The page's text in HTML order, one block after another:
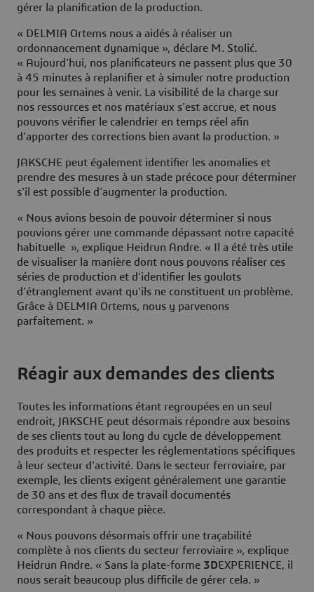
gérer la planification de la production.
« DELMIA Ortems nous a aidés à réaliser un
ordonnancement dynamique », déclare M. Stolić.
« Aujourd'hui, nos planificateurs ne passent plus que 30
à 45 minutes à replanifier et à simuler notre production
pour les semaines à venir. La visibilité de la charge sur
nos ressources et nos matériaux s'est accrue, et nous
pouvons vérifier le calendrier en temps réel afin
d'apporter des corrections bien avant la production. »
JAKSCHE peut également identifier les anomalies et
prendre des mesures à un stade précoce pour déterminer
s'il est possible d'augmenter la production.
« Nous avions besoin de pouvoir déterminer si nous
pouvions gérer une commande dépassant notre capacité
habituelle », explique Heidrun Andre. « Il a été très utile
de visualiser la manière dont nous pouvons réaliser ces
séries de production et d'identifier les goulots
d'étranglement avant qu'ils ne constituent un problème.
Grâce à DELMIA Ortems, nous y parvenons
parfaitement. »
Réagir aux demandes des clients
Toutes les informations étant regroupées en un seul
endroit, JAKSCHE peut désormais répondre aux besoins
de ses clients tout au long du cycle de développement
des produits et respecter les réglementations spécifiques
à leur secteur d'activité. Dans le secteur ferroviaire, par
exemple, les clients exigent généralement une garantie
de 30 ans et des flux de travail documentés
correspondant à chaque pièce.
« Nous pouvons désormais offrir une traçabilité
complète à nos clients du secteur ferroviaire », explique
Heidrun Andre. « Sans la plate-forme 3DEXPERIENCE, il
nous serait beaucoup plus difficile de gérer cela. »